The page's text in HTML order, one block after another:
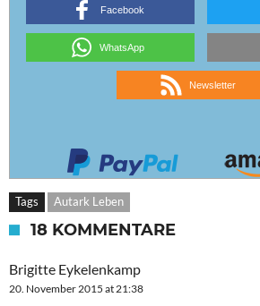
Facebook
WhatsApp
Newsletter
Tags Autark Leben
18 KOMMENTARE
Brigitte Eykelenkamp
20. November 2015 at 21:38